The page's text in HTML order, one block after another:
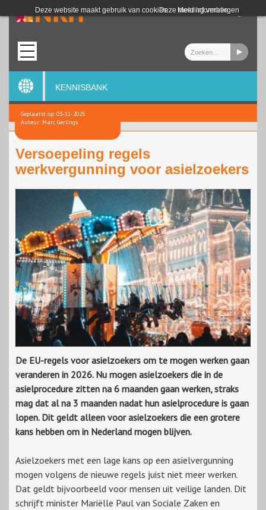
Deze website maakt gebruik van cookies. Meer informatie
Deze melding verbergen
Login
KENNISBANK
Geplaatst op: 03-11-2025
Auteur: Marc Gerlings
Versoepeling regels
werkvergunning voor asielzoekers
De EU-regels voor asielzoekers om te mogen werken gaan
veranderen in 2026. Nu mogen asielzoekers die in de
asielprocedure zitten na 6 maanden gaan werken, straks
mag dat al na 3 maanden nadat hun asielprocedure is gaan
lopen. Dit geldt alleen voor asielzoekers die een grotere
kans hebben om in Nederland mogen blijven.
Asielzoekers met een lage kans op een asielvergunning
mogen volgens de nieuwe regels juist niet meer werken.
Dat geldt bijvoorbeeld voor mensen uit veilige landen. Dit
schrijft minister Mariëlle Paul van Sociale Zaken en